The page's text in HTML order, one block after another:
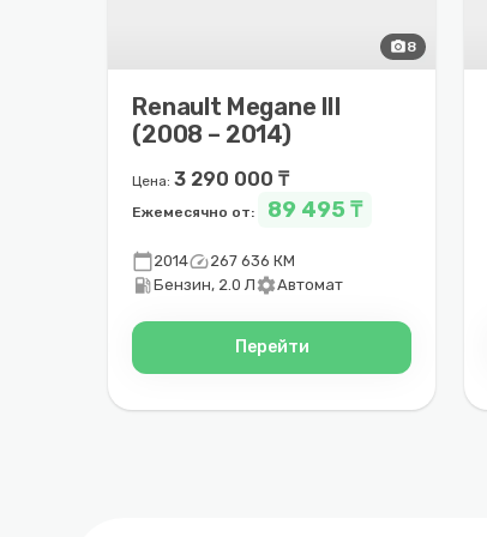
photo_camera8
Renault Megane III
(2008 – 2014)
Цена: 3 290 000 ₸
Ежемесячно от: 89 495 ₸
calendar_today2014speed267 636 КМ
local_gas_stationБензин, 2.0 Л settingsАвтомат
Перейти